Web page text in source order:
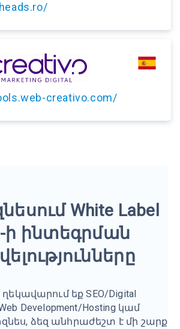
creativo.com/
White Label
ի ինտեգրման
ղեկավարում եք SEO/Digital
Development/Hosting կամ
ձեզ անհրաժեշտ է մի շարք